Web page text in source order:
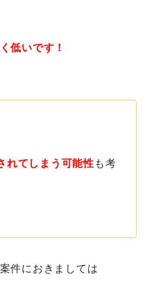
低いです！
れてしまう可能性 も考
件におきましては